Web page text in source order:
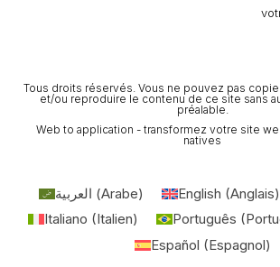
Tous droits réservés. Vous ne pouvez pas
et/ou reproduire le contenu de ce site sans
préalable.
Web to application - transformez votre site
natives
العربية (Arabe) English (Anglais)
Italiano (Italien) Português (
Español (Espagnol)